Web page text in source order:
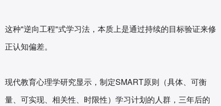
这种"逆向工程"式学习法，本质上是通过持续的目标验证来修
正认知偏差。
现代教育心理学研究显示，制定SMART原则（具体、可衡
量、可实现、相关性、时限性）学习计划的人群，三年后的